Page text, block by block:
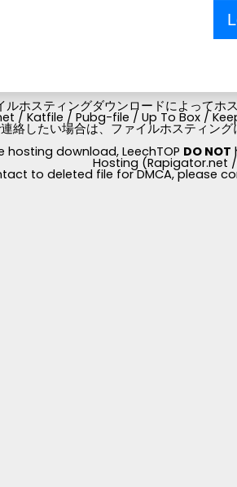
ホスティングダウンロードによって
/ Katfile / Pubg-file / Up To Box /
絡したい場合は、ファイルホスティン
hosting download, LeechTOP DO NOT
Hosting (Rapigator.net
to deleted file for DMCA, please